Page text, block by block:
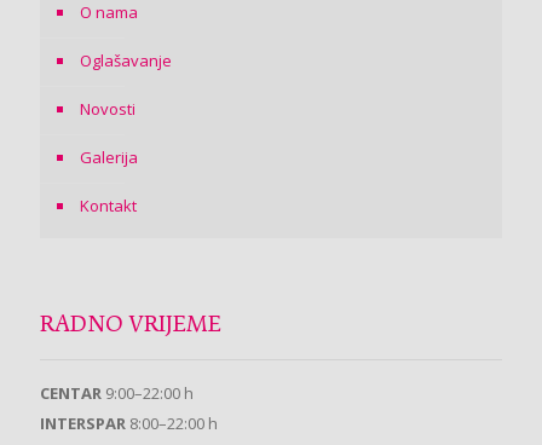
O nama
Oglašavanje
Novosti
Galerija
Kontakt
RADNO VRIJEME
CENTAR 9:00–22:00 h
INTERSPAR 8:00–22:00 h